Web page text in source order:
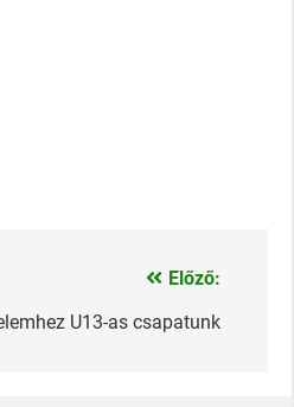
Előző:
U13-as csapatunk